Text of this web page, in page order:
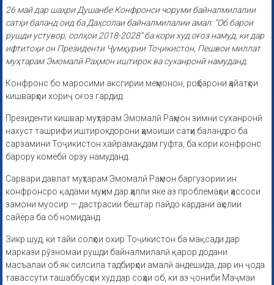
26 май дар шаҳри Душанбе Конфронси чоруми байналмилалии
сатҳи баланд оид ба Даҳсолаи байналмилалии амал: “Об барои
рушди устувор, солҳои 2018-2028” ба кори худ оғоз намуд, ки дар
ифтитоҳи он Президенти Ҷумҳурии Тоҷикистон, Пешвои миллат
муҳтарам Эмомалӣ Раҳмон иштирок ва суханронӣ намуданд.
Конфронс бо маросими аксгирии меҳмонон, роҳбарони ҳайатҳои
кишварҳои хориҷ оғоз гардид.
Президенти кишвар муҳтарам Эмомалӣ Раҳмон зимни суханронӣ
нахуст ташрифи иштирокдорони ҳамоиши сатҳи баландро ба
сарзамини Тоҷикистон хайрамақдам гуфта, ба кори конфронс
барору комёбӣ орзу намуданд.
Сарвари давлат муҳтарам Эмомалӣ Раҳмон баргузории ин
конфронсро қадами муҳим дар ҳалли яке аз проблемаҳои ҳассоси
замони муосир — дастрасии бештар пайдо кардани аҳолии
сайёра ба об номиданд.
Зикр шуд, ки тайи солҳои охир Тоҷикистон ба мақсади дар
маркази рӯзномаи рушди байналмилалӣ қарор додани
масъалаи об як силсила тадбирҳои амалӣ андешида, дар ин ҷода
тавассути ташаббусҳои худ дар соҳаи об, ки аз ҷониби Маҷмаи